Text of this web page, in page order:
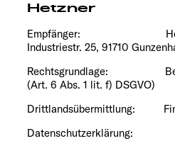
Hetzner
Empfänger: Hetzner
Industriestr. 25, 91710
Rechtsgrundlage:
(Art. 6 Abs. 1 lit. f) DSGVO)
Drittlandsübermittlung:
Datenschutzerklärung: